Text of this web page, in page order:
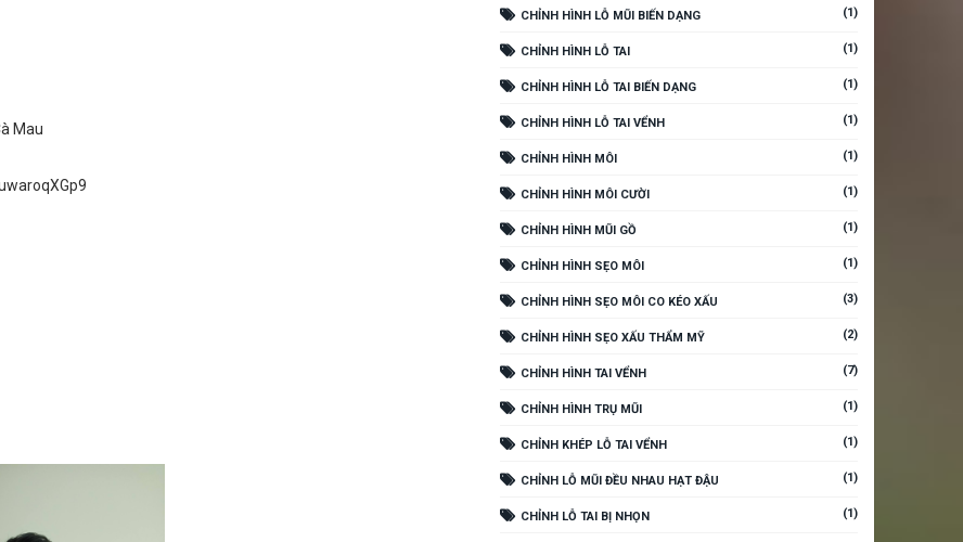
Mau
CHỈNH HÌNH LỖ MŨI BIẾN DẠNG (1)
CHỈNH HÌNH LỖ TAI (1)
CHỈNH HÌNH LỖ TAI BIẾN DẠNG (1)
CHỈNH HÌNH LỖ TAI VỂNH (1)
CHỈNH HÌNH MÔI (1)
CHỈNH HÌNH MÔI CƯỜI (1)
CHỈNH HÌNH MŨI GỒ (1)
CHỈNH HÌNH SẸO MÔI (1)
CHỈNH HÌNH SẸO MÔI CO KÉO XẤU (3)
CHỈNH HÌNH SẸO XẤU THẨM MỸ (2)
CHỈNH HÌNH TAI VỂNH (7)
CHỈNH HÌNH TRỤ MŨI (1)
CHỈNH KHÉP LỖ TAI VỂNH (1)
CHỈNH LỖ MŨI ĐỀU NHAU HẠT ĐẬU (1)
CHỈNH LỖ TAI BỊ NHỌN (1)